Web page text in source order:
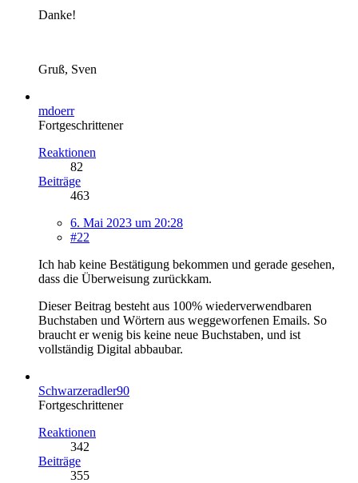
Danke!
Gruß, Sven
mdoerr
Fortgeschrittener
Reaktionen
82
Beiträge
463
6. Mai 2023 um 20:28
#22
Ich hab keine Bestätigung bekommen und gerade gesehen,
dass die Überweisung zurückkam.
Dieser Beitrag besteht aus 100% wiederverwendbaren
Buchstaben und Wörtern aus weggeworfenen Emails. So
braucht er wenig bis keine neue Buchstaben, und ist
vollständig Digital abbaubar.
Schwarzeradler90
Fortgeschrittener
Reaktionen
342
Beiträge
355